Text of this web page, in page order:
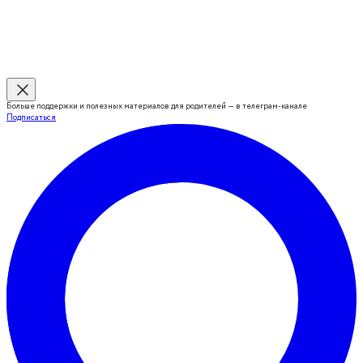
Больше поддержки и полезных материалов для родителей — в телеграм-канале
Подписаться